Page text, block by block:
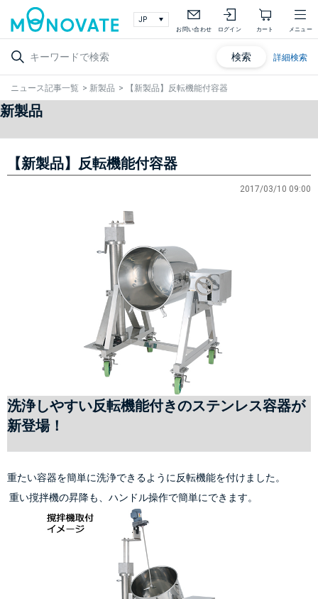
お問い合わせ ログイン カート メニュー
検索 詳細検索
ニュース記事一覧 > 新製品 > 【新製品】反転機能付容器
新製品
【新製品】反転機能付容器
2017/03/10 09:00
洗浄しやすい反転機能付きのステンレス容器が
新登場！
重たい容器を簡単に洗浄できるように反転機能を付けました。
重い撹拌機の昇降も、ハンドル操作で簡単にできます。